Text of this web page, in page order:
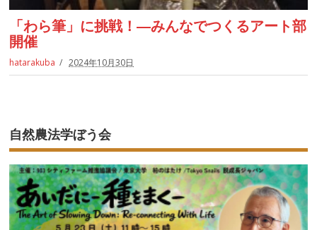
「わら筆」に挑戦！―みんなでつくるアート部
開催
hatarakuba 2024年10月30日
自然農法学ぼう会